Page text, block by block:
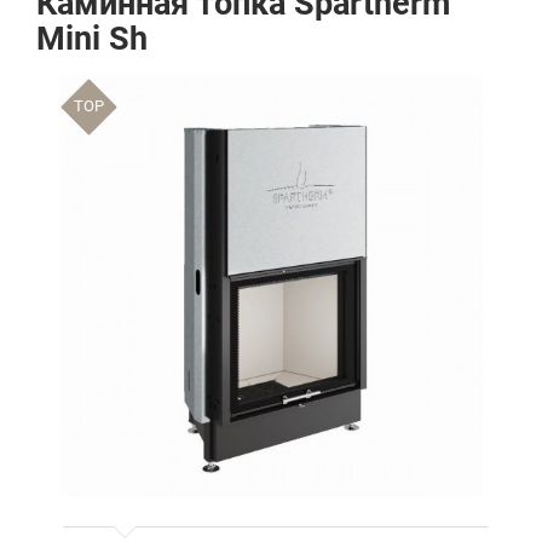
Mini Sh
TOP